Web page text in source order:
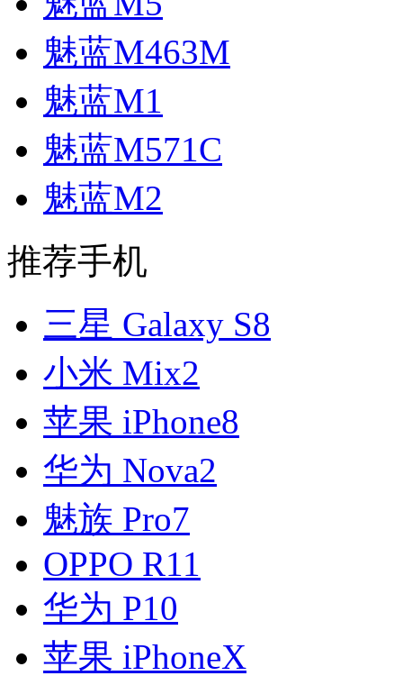
魅蓝M463M
魅蓝M1
魅蓝M571C
魅蓝M2
推荐手机
三星 Galaxy S8
小米 Mix2
苹果 iPhone8
华为 Nova2
魅族 Pro7
OPPO R11
华为 P10
苹果 iPhoneX